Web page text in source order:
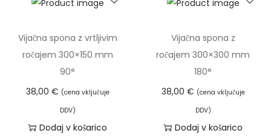
Vijačna spona z vrtljivim
ročajem 300×150 mm
90°
38,00 € (cena vključuje
DDV)
Dodaj v košarico
Vijačna spona z
ročajem 300×300 mm
180°
38,00 € (cena vključuje
DDV)
Dodaj v košarico